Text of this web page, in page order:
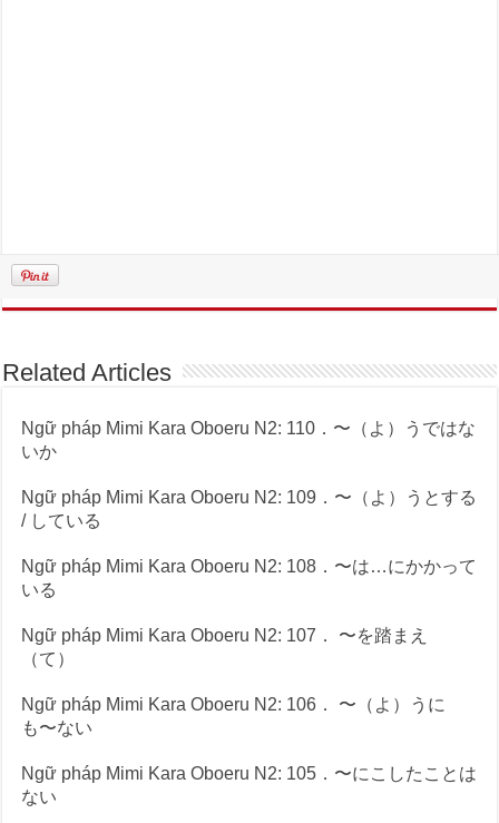
Related Articles
Ngữ pháp Mimi Kara Oboeru N2: 110．〜（よ）うではな
いか
Ngữ pháp Mimi Kara Oboeru N2: 109．〜（よ）うとする
/ している
Ngữ pháp Mimi Kara Oboeru N2: 108．〜は…にかかって
いる
Ngữ pháp Mimi Kara Oboeru N2: 107． 〜を踏まえ
（て）
Ngữ pháp Mimi Kara Oboeru N2: 106． 〜（よ）うに
も〜ない
Ngữ pháp Mimi Kara Oboeru N2: 105．〜にこしたことは
ない